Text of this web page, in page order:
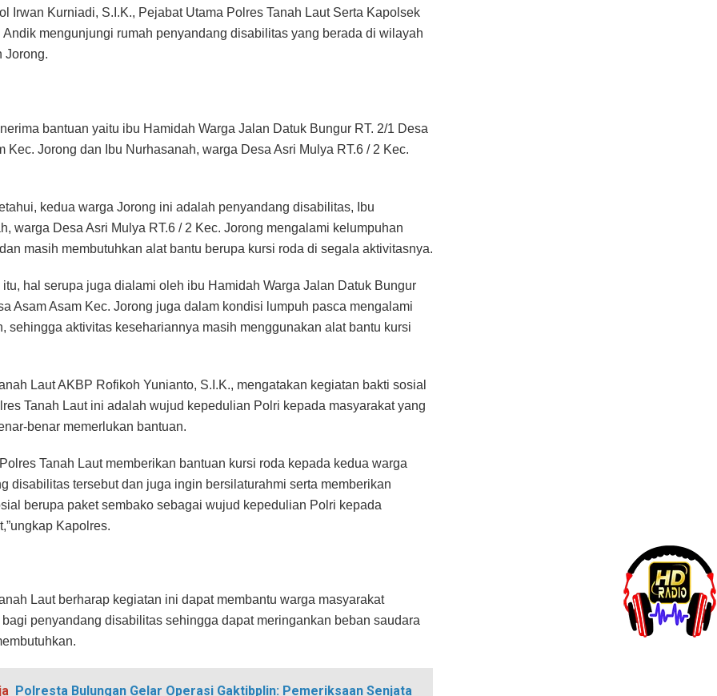
Irwan Kurniadi, S.I.K., Pejabat Utama Polres Tanah Laut Serta Kapolsek
Andik mengunjungi rumah penyandang disabilitas yang berada di wilayah
Jorong.
bantuan yaitu ibu Hamidah Warga Jalan Datuk Bungur RT. 2/1 Desa
Kec. Jorong dan Ibu Nurhasanah, warga Desa Asri Mulya RT.6 / 2 Kec.
kedua warga Jorong ini adalah penyandang disabilitas, Ibu
warga Desa Asri Mulya RT.6 / 2 Kec. Jorong mengalami kelumpuhan
masih membutuhkan alat bantu berupa kursi roda di segala aktivitasnya.
itu, hal serupa juga dialami oleh ibu Hamidah Warga Jalan Datuk Bungur
Asam Asam Kec. Jorong juga dalam kondisi lumpuh pasca mengalami
sehingga aktivitas kesehariannya masih menggunakan alat bantu kursi
Laut AKBP Rofikoh Yunianto, S.I.K., mengatakan kegiatan bakti sosial
Tanah Laut ini adalah wujud kepedulian Polri kepada masyarakat yang
benar memerlukan bantuan.
Tanah Laut memberikan bantuan kursi roda kepada kedua warga
disabilitas tersebut dan juga ingin bersilaturahmi serta memberikan
berupa paket sembako sebagai wujud kepedulian Polri kepada
Kapolres.
Laut berharap kegiatan ini dapat membantu warga masyarakat
penyandang disabilitas sehingga dapat meringankan beban saudara
Polresta Bulungan Gelar Operasi Gaktibplin: Pemeriksaan Senjata